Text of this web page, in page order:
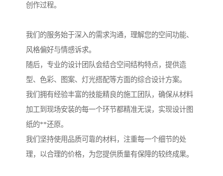
创作过程。
我们的服务始于深入的需求沟通，理解您的空间功能、
风格偏好与情感诉求。
随后，专业的设计团队会结合空间结构特点，提供造
型、色彩、图案、灯光搭配等方面的综合设计方案。
我们拥有经验丰富的技能精良的施工团队，确保从材料
加工到现场安装的每一个环节都精准无误，实现设计图
纸的**还原。
我们坚持使用品质可靠的材料，注重每一个细节的处
理，以合理的价格，为您提供质量有保障的较终成果。